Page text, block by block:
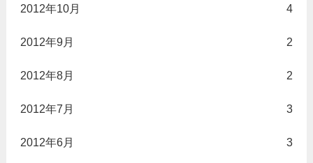
2012年10月 4
2012年9月 2
2012年8月 2
2012年7月 3
2012年6月 3